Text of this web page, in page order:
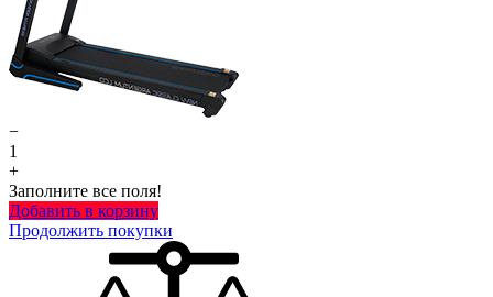
−
1
+
Заполните все поля!
Добавить в корзину
Продолжить покупки